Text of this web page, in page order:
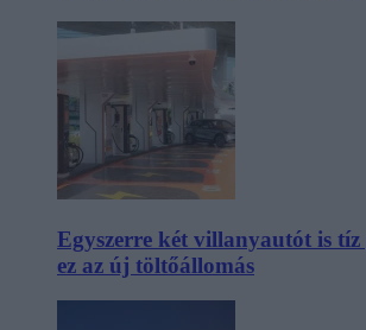
Egyszerre két villanyautót is
ez az új töltőállomás